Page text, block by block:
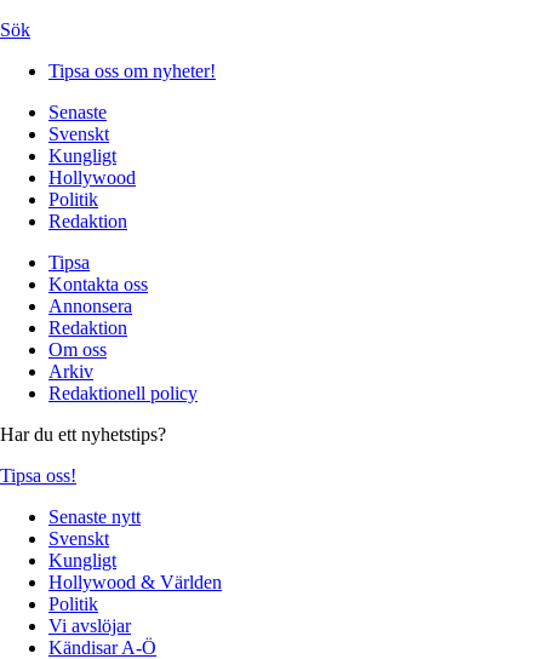
Sök
Tipsa oss om nyheter!
Senaste
Svenskt
Kungligt
Hollywood
Politik
Redaktion
Tipsa
Kontakta oss
Annonsera
Redaktion
Om oss
Arkiv
Redaktionell policy
Har du ett nyhetstips?
Tipsa oss!
Senaste nytt
Svenskt
Kungligt
Hollywood & Världen
Politik
Vi avslöjar
Kändisar A-Ö